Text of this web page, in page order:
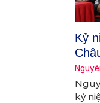
Kỷ
kỷ